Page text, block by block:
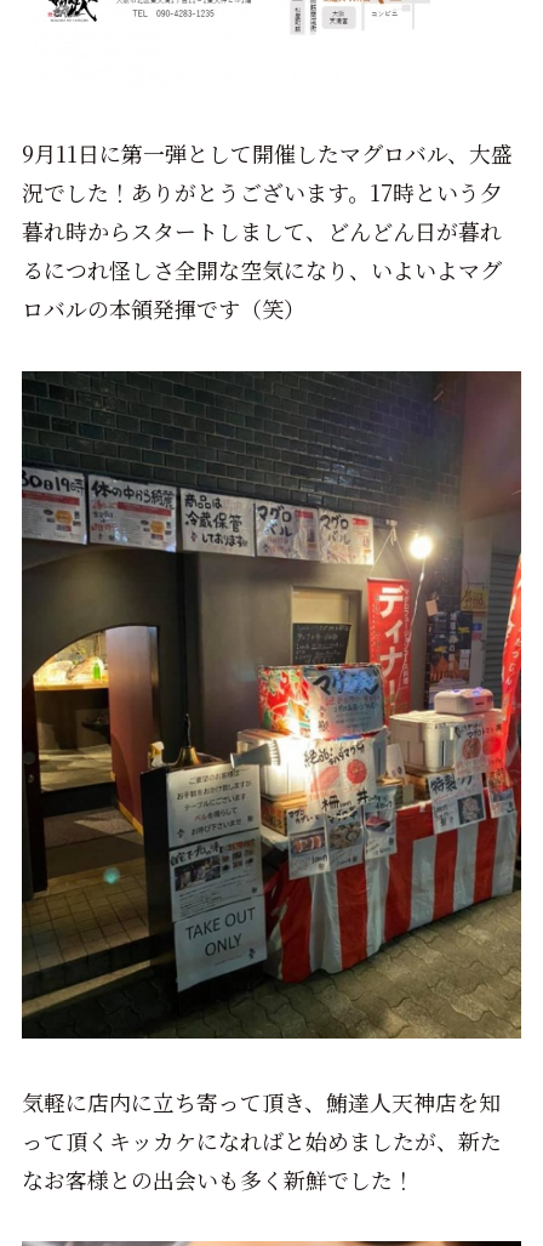
9月11日に第一弾として開催したマグロバル、大盛
況でした！ありがとうございます。17時という夕
暮れ時からスタートしまして、どんどん日が暮れ
るにつれ怪しさ全開な空気になり、いよいよマグ
ロバルの本領発揮です（笑）
気軽に店内に立ち寄って頂き、鮪達人天神店を知
って頂くキッカケになればと始めましたが、新た
なお客様との出会いも多く新鮮でした！